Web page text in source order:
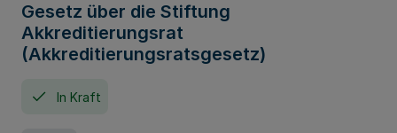
Gesetz über die Stiftung
Akkreditierungsrat
(Akkreditierungsratsgesetz)
In Kraft